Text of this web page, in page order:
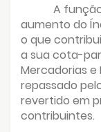
A
aumento do
o que
a sua cota-
Mercadorias e
repassado
revertido em
contribuintes.